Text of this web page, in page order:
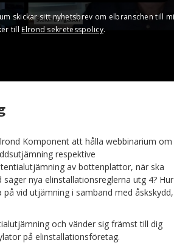
Komponent att hålla webbinarium om
respektive
av bottenplattor, när ska
nya elinstallationsreglerna utg 4? Hur
vid utjämning i samband med åskskydd,
och vänder sig främst till dig
på elinstallationsföretag.